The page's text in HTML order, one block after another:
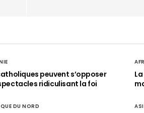
peuvent s’opposer
ridiculisant la foi
DU NORD